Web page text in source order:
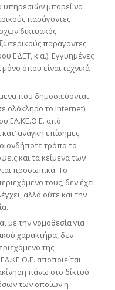
υπηρεσιών μπορεί να
παράγοντες
δικτυακός
παράγοντες
ΕΔΕΤ, κ.α.). Εγγυημένες
όπου είναι τεχνικά
που δημοσιεύονται
ολόκληρο το Internet)
ΕΛ.ΚΕ.Θ.Ε. από
ανάγκη επίσημες
τρόπο το
και τα κείμενα των
προσωπικά. Το
τους, δεν έχει
αλλά ούτε και την
με την νομοθεσία για
χαρακτήρα, δεν
της
αποποιείται
πάνω στο δίκτυό
των οποίων η